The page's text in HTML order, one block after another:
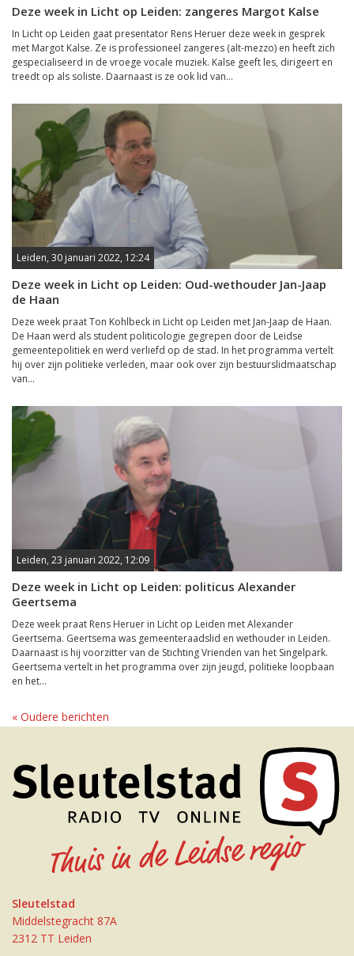
Deze week in Licht op Leiden: zangeres Margot Kalse
In Licht op Leiden gaat presentator Rens Heruer deze week in gesprek
met Margot Kalse. Ze is professioneel zangeres (alt-mezzo) en heeft zich
gespecialiseerd in de vroege vocale muziek. Kalse geeft les, dirigeert en
treedt op als soliste. Daarnaast is ze ook lid van...
Leiden, 30 januari 2022, 12:24
Deze week in Licht op Leiden: Oud-wethouder Jan-Jaap
de Haan
Deze week praat Ton Kohlbeck in Licht op Leiden met Jan-Jaap de Haan.
De Haan werd als student politicologie gegrepen door de Leidse
gemeentepolitiek en werd verliefd op de stad. In het programma vertelt
hij over zijn politieke verleden, maar ook over zijn bestuurslidmaatschap
van...
Leiden, 23 januari 2022, 12:09
Deze week in Licht op Leiden: politicus Alexander
Geertsema
Deze week praat Rens Heruer in Licht op Leiden met Alexander
Geertsema. Geertsema was gemeenteraadslid en wethouder in Leiden.
Daarnaast is hij voorzitter van de Stichting Vrienden van het Singelpark.
Geertsema vertelt in het programma over zijn jeugd, politieke loopbaan
en het...
« Oudere berichten
Sleutelstad
Middelstegracht 87A
2312 TT Leiden